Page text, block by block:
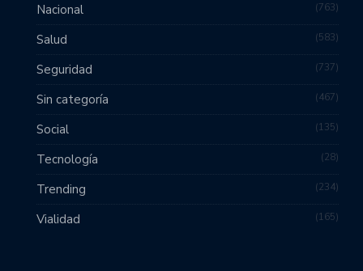
Nacional 763
Salud 583
Seguridad 737
Sin categoría 467
Social 135
Tecnología 28
Trending 234
Vialidad 165